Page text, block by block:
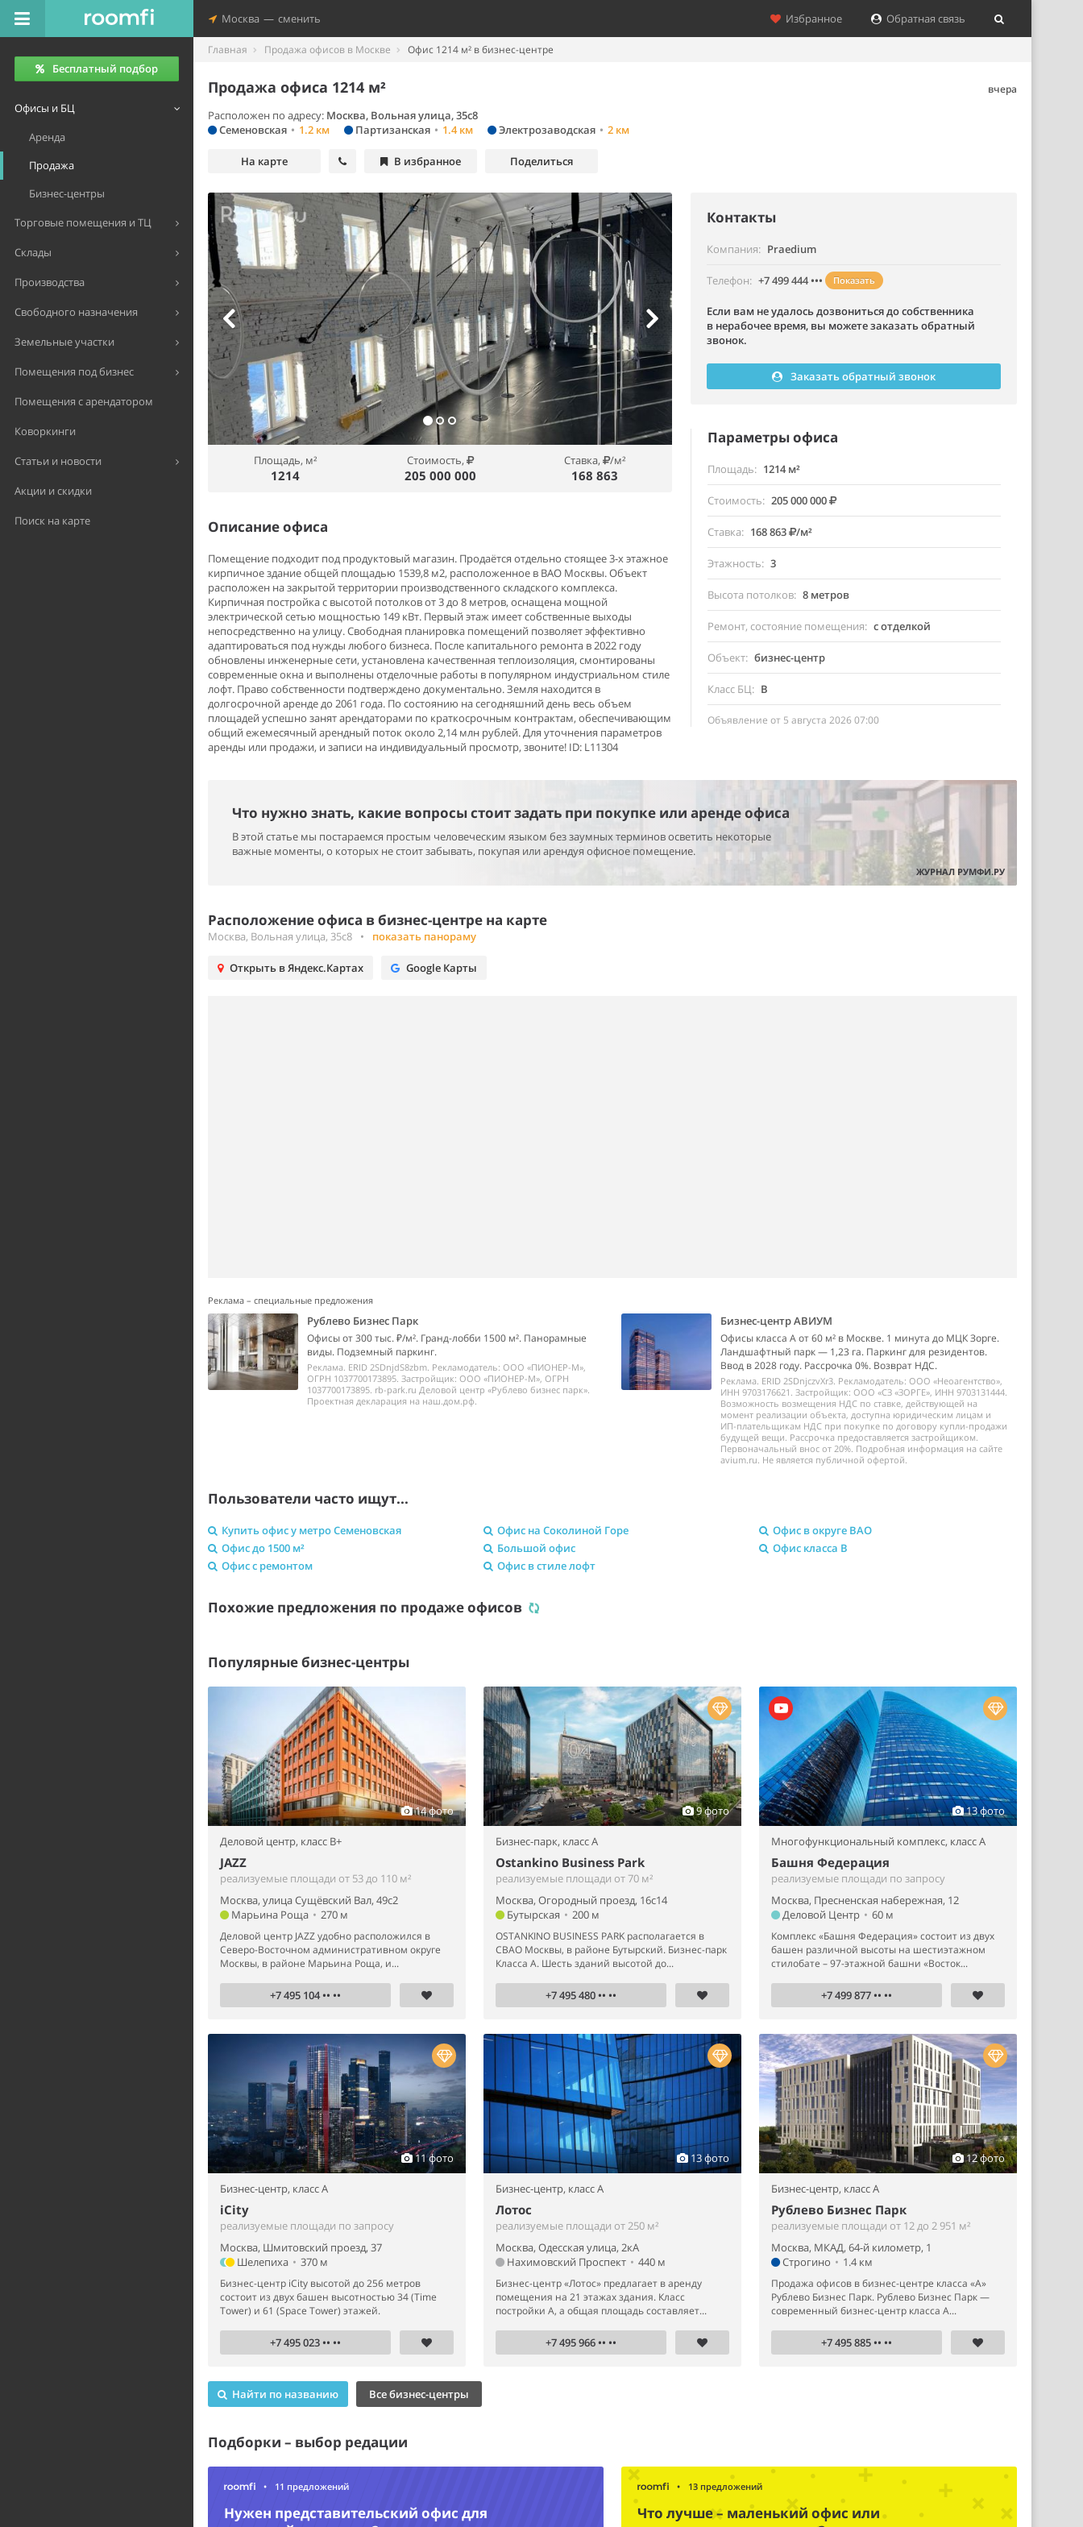
Москва — сменить Избранное Обратная связь
Бесплатный подбор
Офисы и БЦ
Аренда
Продажа
Бизнес-центры
Торговые помещения и ТЦ
Склады
Производства
Свободного назначения
Земельные участки
Помещения под бизнес
Помещения с арендатором
Коворкинги
Статьи и новости
Акции и скидки
Поиск на карте
Главная Продажа офисов в Москве Офис 1214 м² в бизнес-центре
Продажа офиса 1214 м² вчера
Расположен по адресу: Москва, Вольная улица, 35с8
Семеновская • 1.2 км Партизанская • 1.4 км Электрозаводская • 2 км
На карте В избранное Поделиться
Площадь, м²
1214
Стоимость,
205 000 000
Ставка, /м²
168 863
Описание офиса
Помещение подходит под продуктовый магазин. Продаётся отдельно стоящее 3-х этажное
кирпичное здание общей площадью 1539,8 м2, расположенное в ВАО Москвы. Объект
расположен на закрытой территории производственного складского комплекса.
Кирпичная постройка с высотой потолков от 3 до 8 метров, оснащена мощной
электрической сетью мощностью 149 кВт. Первый этаж имеет собственные выходы
непосредственно на улицу. Свободная планировка помещений позволяет эффективно
адаптироваться под нужды любого бизнеса. После капитального ремонта в 2022 году
обновлены инженерные сети, установлена качественная теплоизоляция, смонтированы
современные окна и выполнены отделочные работы в популярном индустриальном стиле
лофт. Право собственности подтверждено документально. Земля находится в
долгосрочной аренде до 2061 года. По состоянию на сегодняшний день весь объем
площадей успешно занят арендаторами по краткосрочным контрактам, обеспечивающим
общий ежемесячный арендный поток около 2,14 млн рублей. Для уточнения параметров
аренды или продажи, и записи на индивидуальный просмотр, звоните! ID: L11304
Контакты
Компания Praedium
Телефон +7 499 444 ••• Показать
Если вам не удалось дозвониться до собственника
в нерабочее время, вы можете заказать обратный
звонок.
Заказать обратный звонок
Параметры офиса
Площадь 1214 м²
Стоимость 205 000 000
Ставка 168 863 /м²
Этажность 3
Высота потолков 8 метров
Ремонт, состояние помещения с отделкой
Объект бизнес-центр
Класс БЦ B
Объявление от 5 августа 2026 07:00
Что нужно знать, какие вопросы стоит задать при покупке или аренде офиса
В этой статье мы постараемся простым человеческим языком без заумных терминов осветить некоторые
важные моменты, о которых не стоит забывать, покупая или арендуя офисное помещение.
ЖУРНАЛ РУМФИ.РУ
Расположение офиса в бизнес-центре на карте
Москва, Вольная улица, 35с8 • показать панораму
Открыть в Яндекс.Картах Google Карты
Реклама – специальные предложения
Рублево Бизнес Парк
Офисы от 300 тыс. ₽/м². Гранд-лобби 1500 м². Панорамные
виды. Подземный паркинг.
Реклама. ERID 2SDnjdS8zbm. Рекламодатель: ООО «ПИОНЕР-М»,
ОГРН 1037700173895. Застройщик: ООО «ПИОНЕР-М», ОГРН
1037700173895. rb-park.ru Деловой центр «Рублево бизнес парк».
Проектная декларация на наш.дом.рф.
Бизнес-центр АВИУМ
Офисы класса А от 60 м² в Москве. 1 минута до МЦК Зорге.
Ландшафтный парк — 1,23 га. Паркинг для резидентов.
Ввод в 2028 году. Рассрочка 0%. Возврат НДС.
Реклама. ERID 2SDnjczvXr3. Рекламодатель: ООО «Неоагентство»,
ИНН 9703176621. Застройщик: ООО «СЗ «ЗОРГЕ», ИНН 9703131444.
Возможность возмещения НДС по ставке, действующей на
момент реализации объекта, доступна юридическим лицам и
ИП-плательщикам НДС при покупке по договору купли-продажи
будущей вещи. Рассрочка предоставляется застройщиком.
Первоначальный внос от 20%. Подробная информация на сайте
avium.ru. Не является публичной офертой.
Пользователи часто ищут...
Купить офис у метро Семеновская Офис на Соколиной Горе
Офис в округе ВАО
Офис до 1500 м²
Большой офис
Офис класса B
Офис с ремонтом
Офис в стиле лофт
Похожие предложения по продаже офисов
Популярные бизнес-центры
14 фото
Деловой центр, класс B+
JAZZ
реализуемые площади от 53 до 110 м²
Москва, улица Сущёвский Вал, 49с2
Марьина Роща • 270 м
Деловой центр JAZZ удобно расположился в
Северо-Восточном административном округе
Москвы, в районе Марьина Роща, и...
+7 495 104 •• ••
9 фото
Бизнес-парк, класс A
Ostankino Business Park
реализуемые площади от 70 м²
Москва, Огородный проезд, 16с14
Бутырская • 200 м
OSTANKINO BUSINESS PARK располагается в
СВАО Москвы, в районе Бутырский. Бизнес-парк
Класса А. Шесть зданий высотой до...
+7 495 480 •• ••
13 фото
Многофункциональный комплекс, класс A
Башня Федерация
реализуемые площади по запросу
Москва, Пресненская набережная, 12
Деловой Центр • 60 м
Комплекс «Башня Федерация» состоит из двух
башен различной высоты на шестиэтажном
стилобате – 97-этажной башни «Восток...
+7 499 877 •• ••
11 фото
Бизнес-центр, класс A
iCity
реализуемые площади по запросу
Москва, Шмитовский проезд, 37
Шелепиха • 370 м
Бизнес-центр iCity высотой до 256 метров
состоит из двух башен высотностью 34 (Time
Tower) и 61 (Space Tower) этажей.
+7 495 023 •• ••
13 фото
Бизнес-центр, класс A
Лотос
реализуемые площади от 250 м²
Москва, Одесская улица, 2кА
Нахимовский Проспект • 440 м
Бизнес-центр «Лотос» предлагает в аренду
помещения на 21 этажах здания. Класс
постройки А, а общая площадь составляет...
+7 495 966 •• ••
12 фото
Бизнес-центр, класс A
Рублево Бизнес Парк
реализуемые площади от 12 до 2 951 м²
Москва, МКАД, 64-й километр, 1
Строгино • 1.4 км
Продажа офисов в бизнес-центре класса «А»
Рублево Бизнес Парк. Рублево Бизнес Парк —
современный бизнес-центр класса А...
+7 495 885 •• ••
Найти по названию Все бизнес-центры
Подборки – выбор редации
• 11 предложений
Нужен представительский офис для
• 13 предложений
Что лучше – маленький офис или